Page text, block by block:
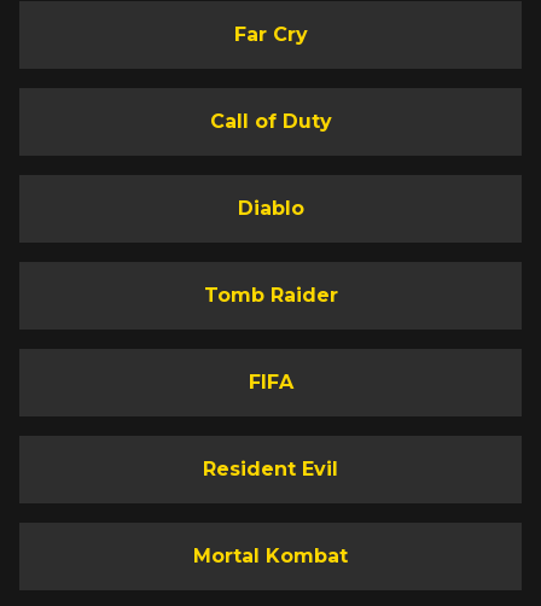
Far Cry
Call of Duty
Diablo
Tomb Raider
FIFA
Resident Evil
Mortal Kombat